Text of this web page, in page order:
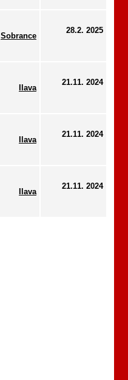
Sobrance
28.2. 2025
Ilava
21.11. 2024
Ilava
21.11. 2024
Ilava
21.11. 2024